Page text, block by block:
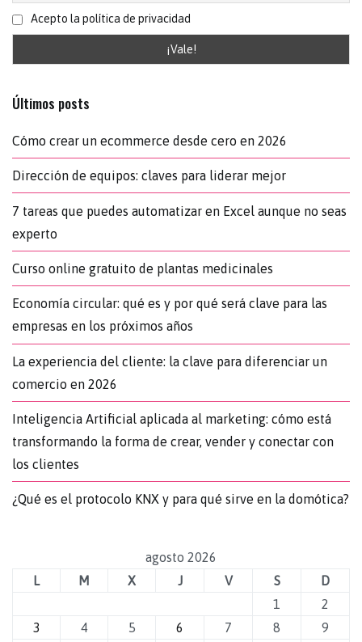
Acepto la política de privacidad
Últimos posts
Cómo crear un ecommerce desde cero en 2026
Dirección de equipos: claves para liderar mejor
7 tareas que puedes automatizar en Excel aunque no seas
experto
Curso online gratuito de plantas medicinales
Economía circular: qué es y por qué será clave para las
empresas en los próximos años
La experiencia del cliente: la clave para diferenciar un
comercio en 2026
Inteligencia Artificial aplicada al marketing: cómo está
transformando la forma de crear, vender y conectar con
los clientes
¿Qué es el protocolo KNX y para qué sirve en la domótica?
agosto 2026
L
M X J V S
D
1
2
3
4 5 6 7 8
9